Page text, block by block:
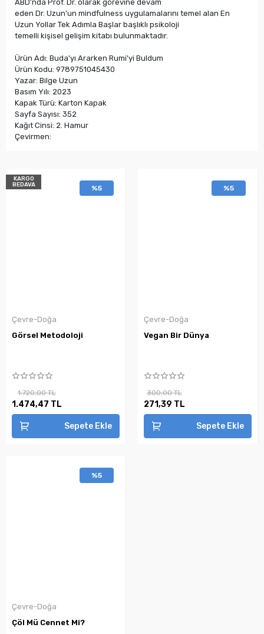
ABD’nda Prof. Dr. olarak görevine devam
eden Dr. Uzun’un mindfulness uygulamalarını temel alan En
Uzun Yollar Tek Adımla Başlar başlıklı psikoloji
temelli kişisel gelişim kitabı bulunmaktadır.
Ürün Adı: Buda'yı Ararken Rumi'yi Buldum
Ürün Kodu: 9789751045430
Yazar: Bilge Uzun
Basım Yılı: 2023
Kapak Türü: Karton Kapak
Sayfa Sayısı: 352
Kağıt Cinsi: 2. Hamur
Çevirmen:
KARGO
BEDAVA
%5
Çevre-Doğa
Görsel Metodoloji
1.720,00 TL
1.474,47 TL
Sepete Ekle
%5
Çevre-Doğa
Vegan Bir Dünya
300,00 TL
271,39 TL
Sepete Ekle
%5
Çevre-Doğa
Çöl Mü Cennet Mi?